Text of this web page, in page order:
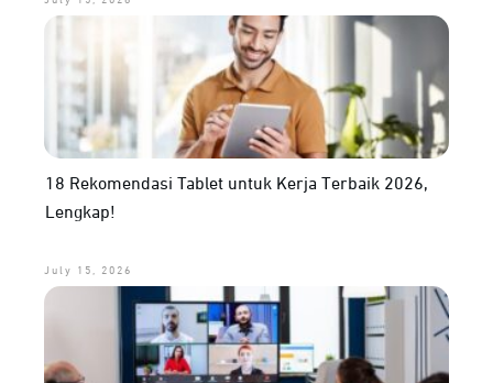
18 Rekomendasi Tablet untuk Kerja Terbaik 2026,
Lengkap!
July 15, 2026